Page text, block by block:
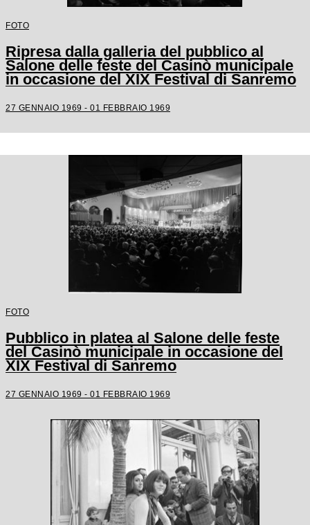
FOTO
Ripresa dalla galleria del pubblico al
Salone delle feste del Casinò municipale
in occasione del XIX Festival di Sanremo
27 GENNAIO 1969 - 01 FEBBRAIO 1969
FOTO
Pubblico in platea al Salone delle feste
del Casinò municipale in occasione del
XIX Festival di Sanremo
27 GENNAIO 1969 - 01 FEBBRAIO 1969